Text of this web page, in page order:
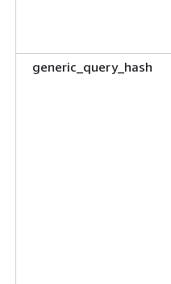
generic_query_hash